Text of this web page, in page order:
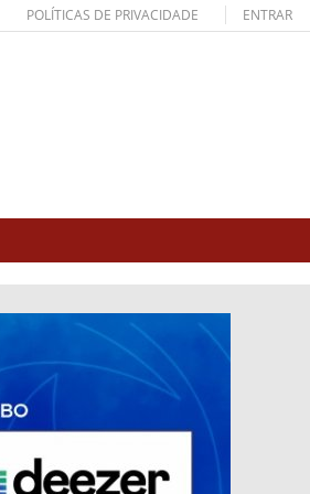
POLÍTICAS DE PRIVACIDADE ENTRAR